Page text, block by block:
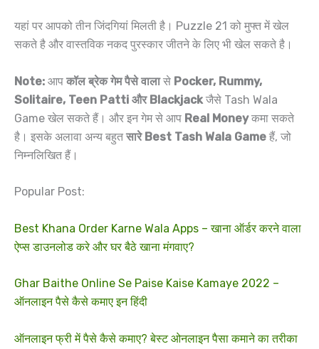
यहां पर आपको तीन जिंदगियां मिलती है। Puzzle 21 को मुफ्त में खेल
सकते है और वास्तविक नकद पुरस्कार जीतने के लिए भी खेल सकते है।
Note: आप कॉल ब्रेक गेम पैसे वालासे Pocker, Rummy,
Solitaire, Teen Patti और Blackjack जैसे Tash Wala
Game खेल सकते हैं। और इन गेम से आप Real Moneyकमा सकते
है। इसके अलावा अन्य बहुत सारे Best Tash Wala Game हैं, जो
निम्नलिखित हैं।
Popular Post:
Best Khana Order Karne Wala Apps – खाना ऑर्डर करने वाला
ऐप्स डाउनलोड करे और घर बैठे खाना मंगवाए?
Ghar Baithe Online Se Paise Kaise Kamaye 2022 –
ऑनलाइन पैसे कैसे कमाए इन हिंदी
ऑनलाइन फ्री में पैसे कैसे कमाए? बेस्ट ओनलाइन पैसा कमाने का तरीका